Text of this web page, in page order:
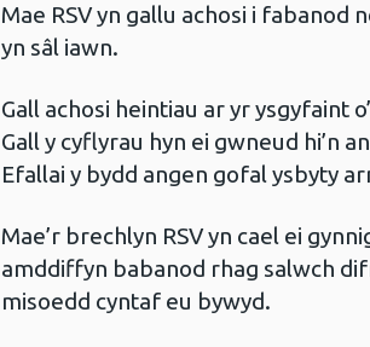
Mae RSV yn gallu achosi i
yn sâl iawn.
Gall achosi heintiau ar yr ysgyfaint
Gall y cyflyrau hyn ei gwneud hi’n
Efallai y bydd angen gofal ysbyty
Mae’r brechlyn RSV yn cael ei
amddiffyn babanod rhag salwch
misoedd cyntaf eu bywyd.